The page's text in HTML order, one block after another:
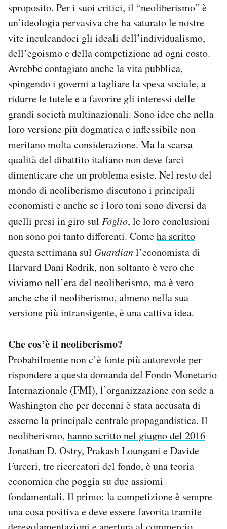
sproposito. Per i suoi critici, il “neoliberismo” è
un’ideologia pervasiva che ha saturato le nostre
vite inculcandoci gli ideali dell’individualismo,
dell’egoismo e della competizione ad ogni costo.
Avrebbe contagiato anche la vita pubblica,
spingendo i governi a tagliare la spesa sociale, a
ridurre le tutele e a favorire gli interessi delle
grandi società multinazionali. Sono idee che nella
loro versione più dogmatica e inflessibile non
meritano molta considerazione. Ma la scarsa
qualità del dibattito italiano non deve farci
dimenticare che un problema esiste. Nel resto del
mondo di neoliberismo discutono i principali
economisti e anche se i loro toni sono diversi da
quelli presi in giro sul Foglio, le loro conclusioni
non sono poi tanto differenti. Comeha scritto
questa settimana sul Guardianl’economista di
Harvard Dani Rodrik, non soltanto è vero che
viviamo nell’era del neoliberismo, ma è vero
anche che il neoliberismo, almeno nella sua
versione più intransigente, è una cattiva idea.
Che cos’è il neoliberismo?
Probabilmente non c’è fonte più autorevole per
rispondere a questa domanda del Fondo Monetario
Internazionale (FMI), l’organizzazione con sede a
Washington che per decenni è stata accusata di
esserne la principale centrale propagandistica. Il
neoliberismo, hanno scritto nel giugno del 2016
Jonathan D. Ostry, Prakash Loungani e Davide
Furceri, tre ricercatori del fondo, è una teoria
economica che poggia su due assiomi
fondamentali. Il primo: la competizione è sempre
una cosa positiva e deve essere favorita tramite